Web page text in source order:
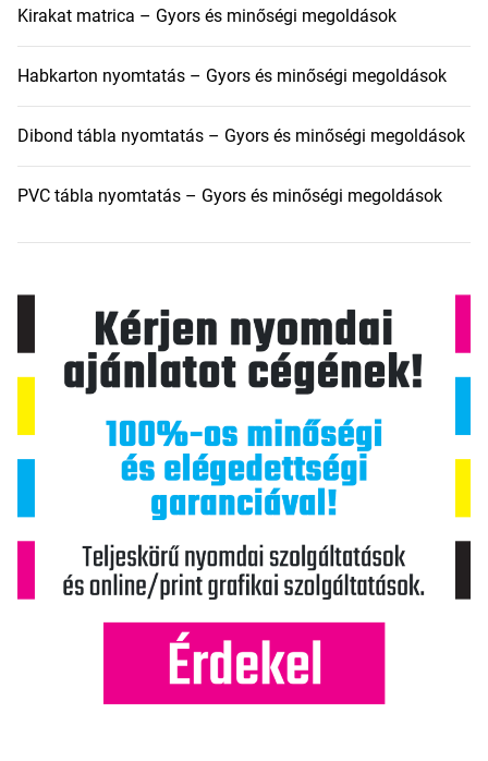
Kirakat matrica – Gyors és minőségi megoldások
Habkarton nyomtatás – Gyors és minőségi megoldások
Dibond tábla nyomtatás – Gyors és minőségi megoldások
PVC tábla nyomtatás – Gyors és minőségi megoldások